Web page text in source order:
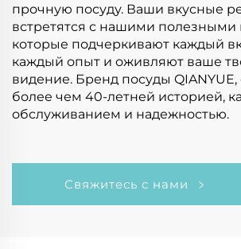
прочную посуду. Ваши вкусные
встретятся с нашими полезными
которые подчеркивают каждый
каждый опыт и оживляют ваше
видение. Бренд посуды
более чем 40-летней историей,
обслуживанием и надежностью.
Свяжитесь с нами